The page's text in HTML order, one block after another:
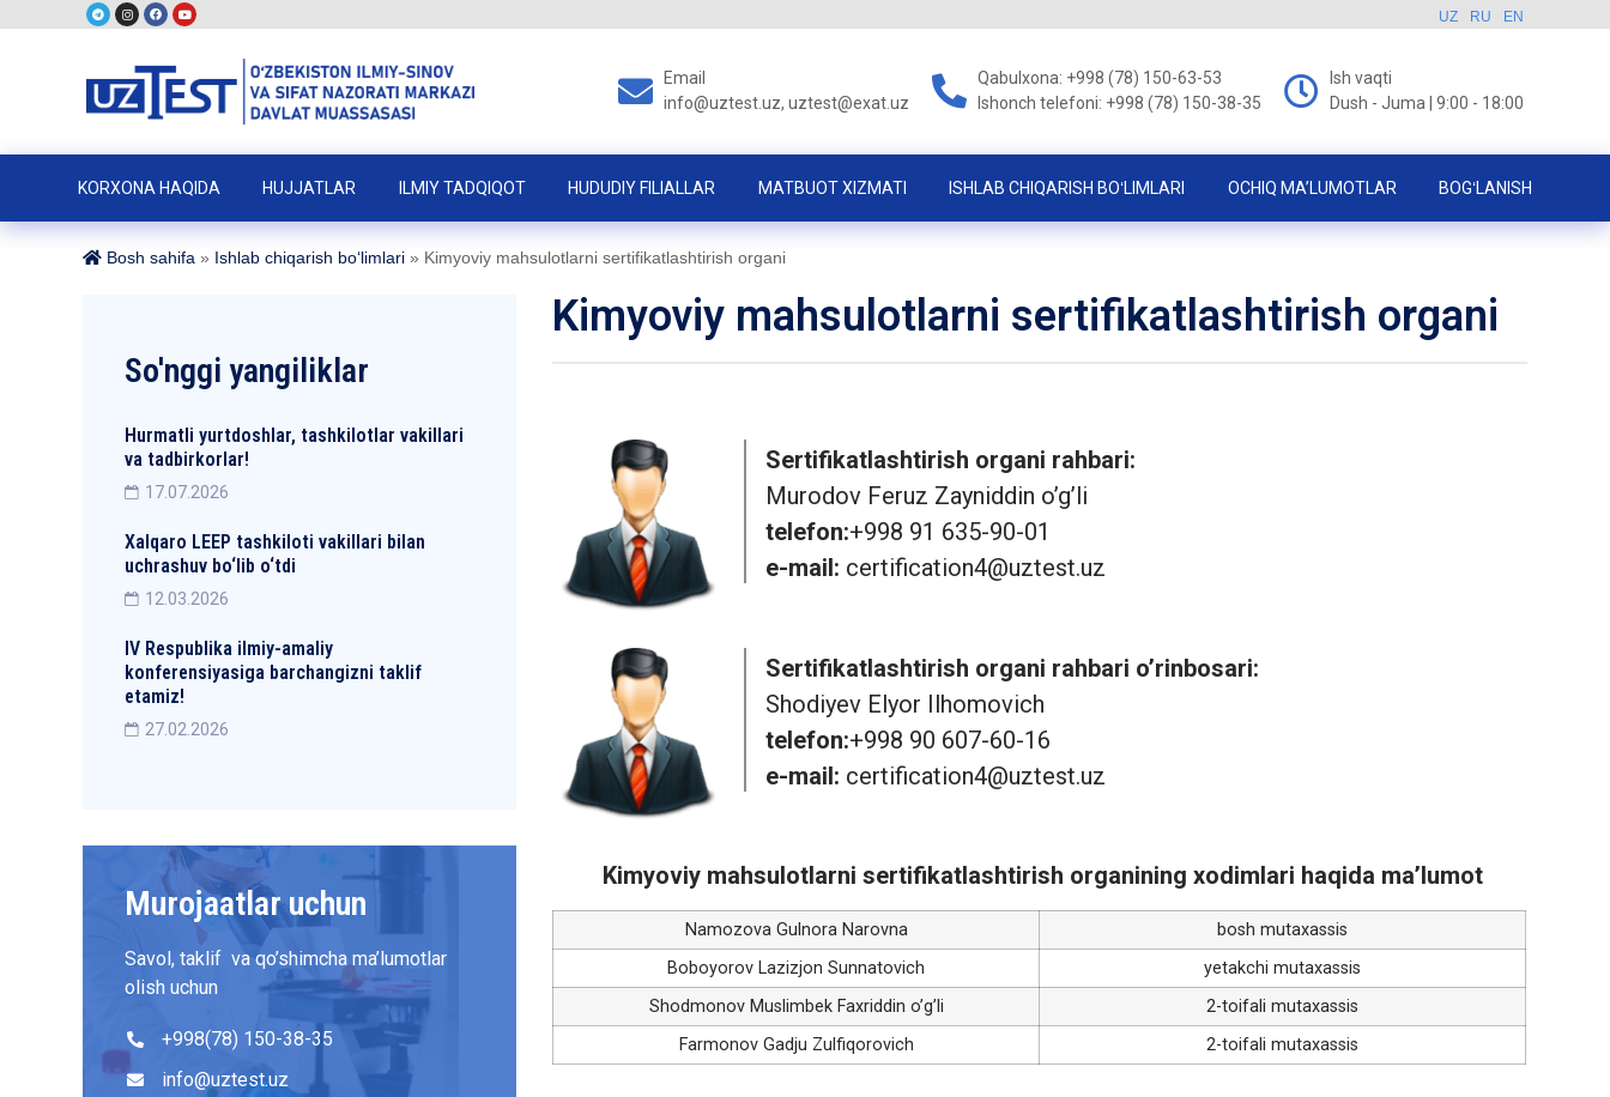
UZ RU EN
Email
info@uztest.uz, uztest@exat.uz
Qabulxona: +998 (78) 150-63-53
Ishonch telefoni: +998 (78) 150-38-35
Ish vaqti
Dush - Juma | 9:00 - 18:00
KORXONA HAQIDA HUJJATLAR ILMIY TADQIQOT HUDUDIY FILIALLAR MATBUOT XIZMATI ISHLAB CHIQARISH BOʻLIMLARI OCHIQ MA’LUMOTLAR BOGʻLANISH
Bosh sahifa » Ishlab chiqarish boʻlimlari » Kimyoviy mahsulotlarni sertifikatlashtirish organi
So'nggi yangiliklar
Hurmatli yurtdoshlar, tashkilotlar vakillari
va tadbirkorlar!
17.07.2026
Xalqaro LEEP tashkiloti vakillari bilan
uchrashuv bo‘lib o‘tdi
12.03.2026
IV Respublika ilmiy-amaliy
konferensiyasiga barchangizni taklif
etamiz!
27.02.2026
Murojaatlar uchun
Savol, taklif va qo’shimcha ma’lumotlar
olish uchun
+998(78) 150-38-35
info@uztest.uz
Kimyoviy mahsulotlarni sertifikatlashtirish organi
Sertifikatlashtirish organi rahbari:
Murodov Feruz Zayniddin o’g’li
telefon:+998 91 635-90-01
e-mail: certification4@uztest.uz
Sertifikatlashtirish organi rahbari o’rinbosari:
Shodiyev Elyor Ilhomovich
telefon:+998 90 607-60-16
e-mail: certification4@uztest.uz
Kimyoviy mahsulotlarni sertifikatlashtirish organining xodimlari haqida ma’lumot
Namozova Gulnora Narovna
bosh mutaxassis
Boboyorov Lazizjon Sunnatovich
yetakchi mutaxassis
Shodmonov Muslimbek Faxriddin o’g’li
2-toifali mutaxassis
Farmonov Gadju Zulfiqorovich
2-toifali mutaxassis